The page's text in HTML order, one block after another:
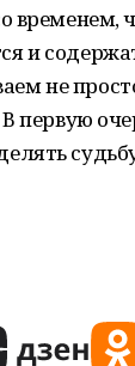
временем,
и
не
первую